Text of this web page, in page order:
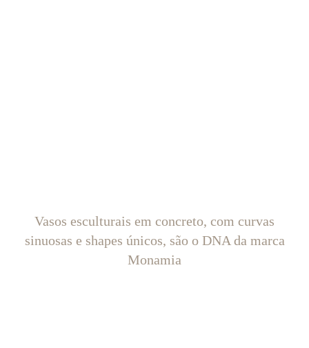
Vasos esculturais em concreto, com curvas
sinuosas e shapes únicos, são o DNA da marca
Monamia